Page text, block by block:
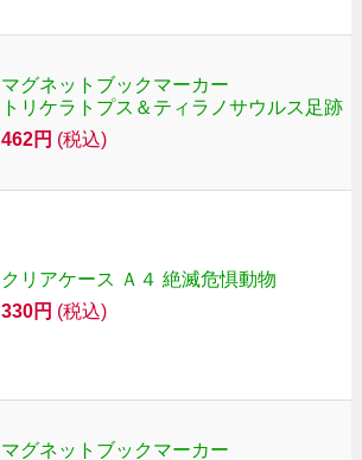
マグネットブックマーカー
トリケラトプス＆ティラノサウルス足跡
462円 (税込)
クリアケース Ａ４ 絶滅危惧動物
330円 (税込)
マグネットブックマーカー